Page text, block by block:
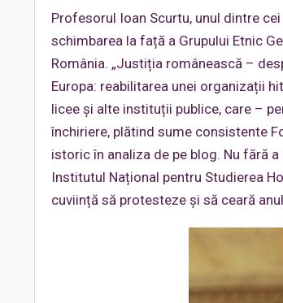
Profesorul Ioan Scurtu, unul dintre
schimbarea la față a Grupului Etnic
România. „Justiția românească –
Europa: reabilitarea unei organizații
licee și alte instituții publice, care –
închiriere, plătind sume consistente
istoric în analiza de pe blog. Nu fără
Institutul Național pentru Studierea
cuviință să protesteze și să ceară